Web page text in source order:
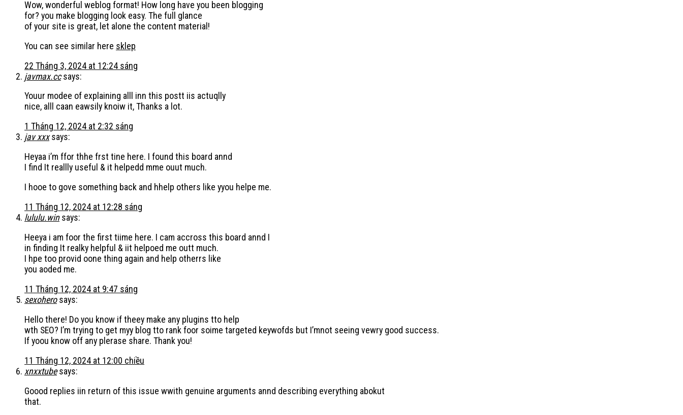
Wow, wonderful weblog format! How long have you been blogging
for? you make blogging look easy. The full glance
of your site is great, let alone the content material!
You can see similar here sklep
22 Tháng 3, 2024 at 12:24 sáng
javmax.cc says:
Youur modee of explaining alll inn this postt iis actuqlly
nice, alll caan eawsily knoiw it, Thanks a lot.
1 Tháng 12, 2024 at 2:32 sáng
jav xxx says:
Heyaa i’m ffor thhe frst tine here. I found this board annd
I find It reallly useful & it helpedd mme ouut much.
I hooe to gove something back and hhelp others like yyou helpe me.
11 Tháng 12, 2024 at 12:28 sáng
lululu.win says:
Heeya i am foor the first tiime here. I cam accross this board annd I
in finding It realky helpful & iit helpoed me outt much.
I hpe too provid oone thing again and help otherrs like
you aoded me.
11 Tháng 12, 2024 at 9:47 sáng
sexohero says:
Hello there! Do you know if theey make any plugins tto help
wth SEO? I’m trying to get myy blog tto rank foor soime targeted keywofds but I’mnot seeing vewry good success.
If yoou know off any plerase share. Thank you!
11 Tháng 12, 2024 at 12:00 chiều
xnxxtube says:
Goood replies iin return of this issue wwith genuine arguments annd describing everything abokut
that.